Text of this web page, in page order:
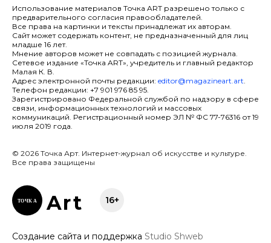
Использование материалов Точка ART разрешено только с
предварительного согласия правообладателей.
Все права на картинки и тексты принадлежат их авторам.
Сайт может содержать контент, не предназначенный для лиц
младше 16 лет.
Мнение авторов может не совпадать с позицией журнала.
Сетевое издание «Точка ART», учредитель и главный редактор
Малая К. В.
Адрес электронной почты редакции: editor@magazineart.art.
Телефон редакции: +7 901 976 85 95.
Зарегистрировано Федеральной службой по надзору в сфере
связи, информационных технологий и массовых
коммуникаций. Регистрационный номер ЭЛ № ФС 77-76316 от 19
июля 2019 года.
© 2026 Точка Арт. Интернет-журнал об искусстве и культуре.
Все права защищены
ТОЧК А Art 16+
Создание сайта и поддержка Studio Shweb